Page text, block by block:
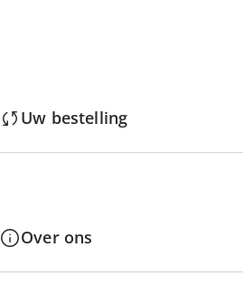
Uw bestelling
Over ons